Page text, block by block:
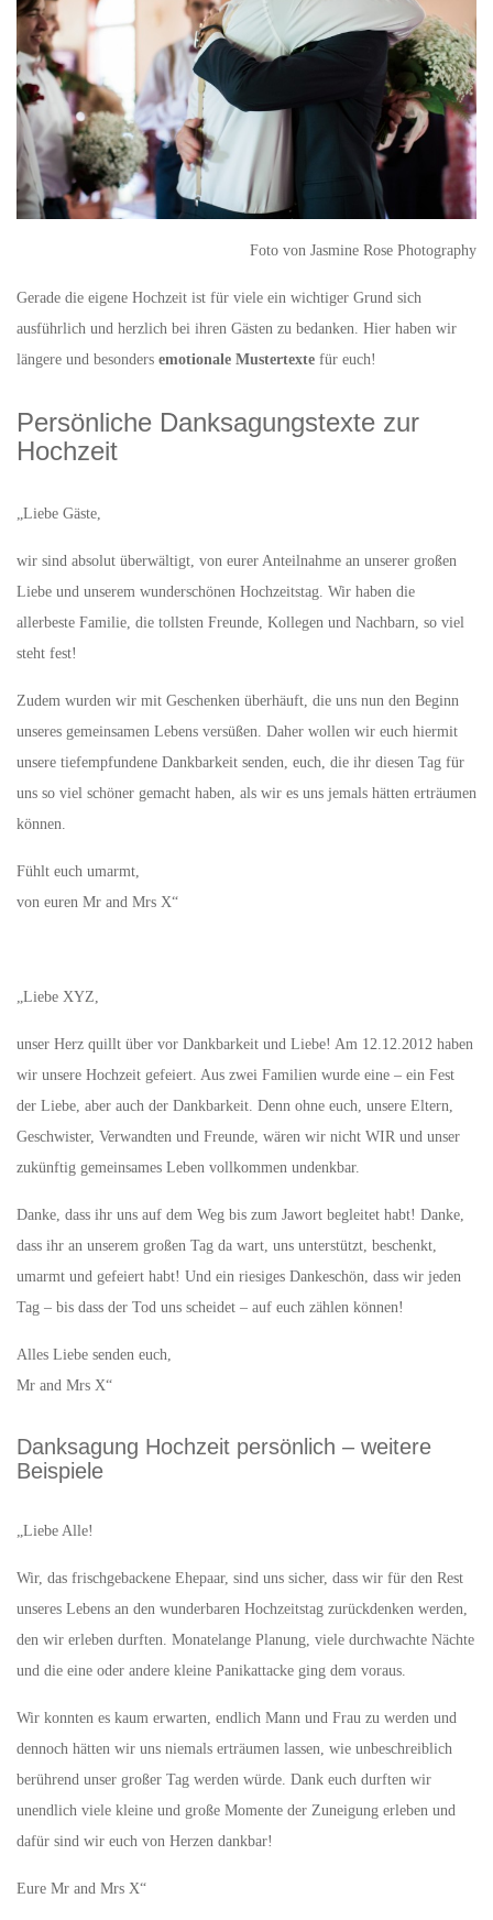
Foto von Jasmine Rose Photography
Gerade die eigene Hochzeit ist für viele ein wichtiger Grund sich
ausführlich und herzlich bei ihren Gästen zu bedanken. Hier haben wir
längere und besonders emotionale Mustertexte für euch!
Persönliche Danksagungstexte zur
Hochzeit
„Liebe Gäste,
wir sind absolut überwältigt, von eurer Anteilnahme an unserer großen
Liebe und unserem wunderschönen Hochzeitstag. Wir haben die
allerbeste Familie, die tollsten Freunde, Kollegen und Nachbarn, so viel
steht fest!
Zudem wurden wir mit Geschenken überhäuft, die uns nun den Beginn
unseres gemeinsamen Lebens versüßen. Daher wollen wir euch hiermit
unsere tiefempfundene Dankbarkeit senden, euch, die ihr diesen Tag für
uns so viel schöner gemacht haben, als wir es uns jemals hätten erträumen
können.
Fühlt euch umarmt,
von euren Mr and Mrs X“
„Liebe XYZ,
unser Herz quillt über vor Dankbarkeit und Liebe! Am 12.12.2012 haben
wir unsere Hochzeit gefeiert. Aus zwei Familien wurde eine – ein Fest
der Liebe, aber auch der Dankbarkeit. Denn ohne euch, unsere Eltern,
Geschwister, Verwandten und Freunde, wären wir nicht WIR und unser
zukünftig gemeinsames Leben vollkommen undenkbar.
Danke, dass ihr uns auf dem Weg bis zum Jawort begleitet habt! Danke,
dass ihr an unserem großen Tag da wart, uns unterstützt, beschenkt,
umarmt und gefeiert habt! Und ein riesiges Dankeschön, dass wir jeden
Tag – bis dass der Tod uns scheidet – auf euch zählen können!
Alles Liebe senden euch,
Mr and Mrs X“
Danksagung Hochzeit persönlich – weitere
Beispiele
„Liebe Alle!
Wir, das frischgebackene Ehepaar, sind uns sicher, dass wir für den Rest
unseres Lebens an den wunderbaren Hochzeitstag zurückdenken werden,
den wir erleben durften. Monatelange Planung, viele durchwachte Nächte
und die eine oder andere kleine Panikattacke ging dem voraus.
Wir konnten es kaum erwarten, endlich Mann und Frau zu werden und
dennoch hätten wir uns niemals erträumen lassen, wie unbeschreiblich
berührend unser großer Tag werden würde. Dank euch durften wir
unendlich viele kleine und große Momente der Zuneigung erleben und
dafür sind wir euch von Herzen dankbar!
Eure Mr and Mrs X“